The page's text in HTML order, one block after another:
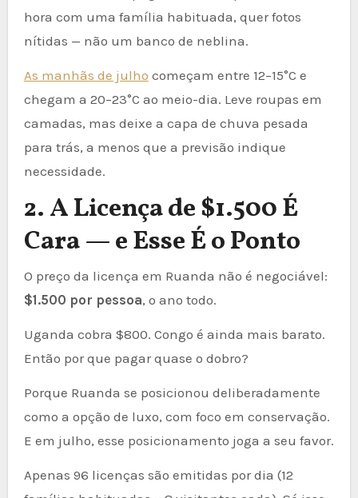
hora com uma família habituada, quer fotos
nítidas — não um banco de neblina.
As manhãs de julho começam entre 12–15°C e
chegam a 20–23°C ao meio-dia. Leve roupas em
camadas, mas deixe a capa de chuva pesada
para trás, a menos que a previsão indique
necessidade.
2. A Licença de $1.500 É
Cara — e Esse É o Ponto
O preço da licença em Ruanda não é negociável:
$1.500 por pessoa, o ano todo.
Uganda cobra $800. Congo é ainda mais barato.
Então por que pagar quase o dobro?
Porque Ruanda se posicionou deliberadamente
como a opção de luxo, com foco em conservação.
E em julho, esse posicionamento joga a seu favor.
Apenas 96 licenças são emitidas por dia (12